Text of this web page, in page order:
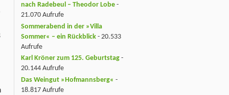
nach Radebeul – Theodor Lobe -
21.070 Aufrufe
Sommerabend in der »Villa
Sommer« – ein Rückblick - 20.533
Aufrufe
Karl Kröner zum 125. Geburtstag -
20.144 Aufrufe
Das Weingut »Hofmannsberg« -
18.817 Aufrufe